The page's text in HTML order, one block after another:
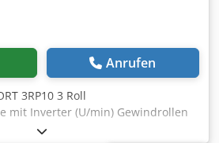
Anrufen
3RP10 3 Roll
mit Inverter (U/min) Gewindrollen
Zugstangen für Regale